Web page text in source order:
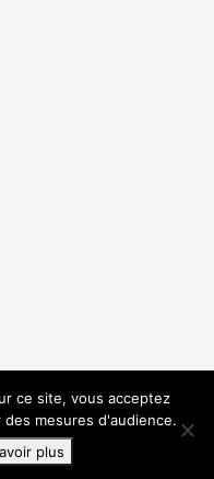
ce site, vous acceptez
des mesures d'audience.
plus